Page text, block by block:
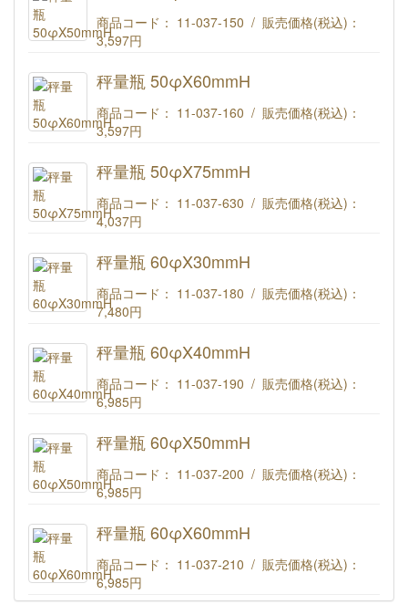
商品コード： 11-037-150 / 販売価格(税込)：
3,597円
秤量瓶 50φX60mmH
商品コード： 11-037-160 / 販売価格(税込)：
3,597円
秤量瓶 50φX75mmH
商品コード： 11-037-630 / 販売価格(税込)：
4,037円
秤量瓶 60φX30mmH
商品コード： 11-037-180 / 販売価格(税込)：
7,480円
秤量瓶 60φX40mmH
商品コード： 11-037-190 / 販売価格(税込)：
6,985円
秤量瓶 60φX50mmH
商品コード： 11-037-200 / 販売価格(税込)：
6,985円
秤量瓶 60φX60mmH
商品コード： 11-037-210 / 販売価格(税込)：
6,985円
秤量瓶 60φX60mmH